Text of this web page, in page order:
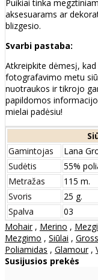
Puikiai tinka
aksesuarams ar
blizgesio.
Svarbi pastaba:
Atkreipkite dėmesį,
fotografavimo metu
nuotraukos ir tikrojo
papildomos
mielai padėsiu!
Gamintojas
Lana
Sudėtis
55%
Metražas
115 m.
Svoris
25 g.
Spalva
03
Mohair, Merino ,
Mezgimo , Siūlai ,
Poliamidas , Glamour,
Susijusios prekės